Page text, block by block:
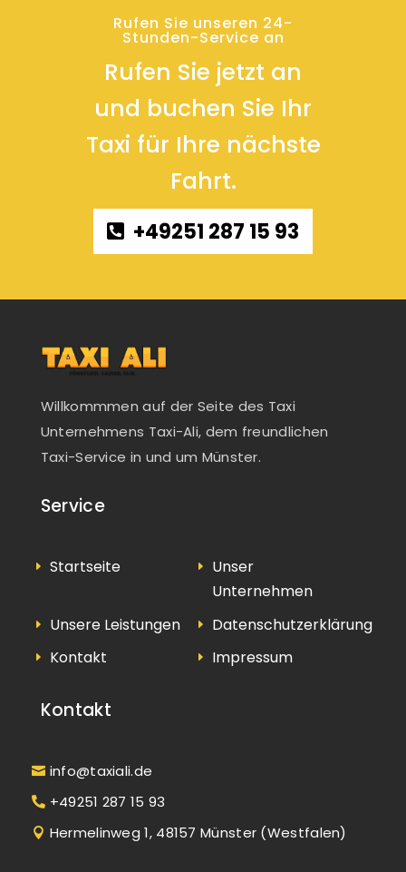
Rufen Sie unseren 24-
Stunden-Service an
Rufen Sie jetzt an
und buchen Sie Ihr
Taxi für Ihre nächste
Fahrt.
+49251 287 15 93
Willkommmen auf der Seite des Taxi
Unternehmens Taxi-Ali, dem freundlichen
Taxi-Service in und um Münster.
Service
Startseite
Unser
Unternehmen
Unsere Leistungen
Datenschutzerklärung
Kontakt
Impressum
Kontakt
info@taxiali.de
+49251 287 15 93
Hermelinweg 1, 48157 Münster (Westfalen)